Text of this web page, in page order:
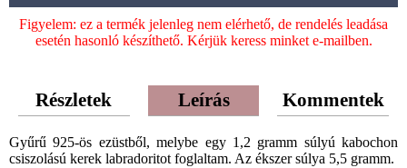
Figyelem: ez a termék jelenleg nem elérhető, de rendelés leadása
esetén hasonló készíthető. Kérjük keress minket e-mailben.
Részletek Leírás Kommentek
Gyűrű 925-ös ezüstből, melybe egy 1,2 gramm súlyú kabochon
csiszolású kerek labradoritot foglaltam. Az ékszer súlya 5,5 gramm.